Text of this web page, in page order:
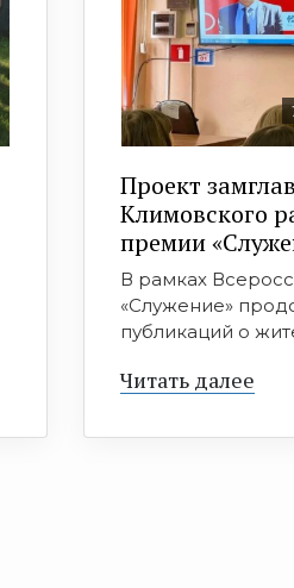
Проект
Климовского
премии
В рамках
«Служение»
публикаций о
Читать далее